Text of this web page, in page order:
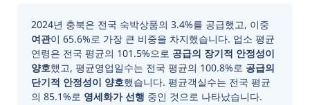
2024년 충북은 전국 숙박상품의 3.4%를 공급했고, 이중
여관이 65.6%로 가장 큰 비중을 차지했습니다. 업소 평균
연령은 전국 평균의 101.5%으로 공급의 장기적 안정성이
양호했고, 평균영업일수는 전국 평균의 100.8%로 공급의
단기적 안정성이 양호했습니다. 평균객실수는 전국 평균
의 85.1%로 영세화가 선행 중인 것으로 나타났습니다.